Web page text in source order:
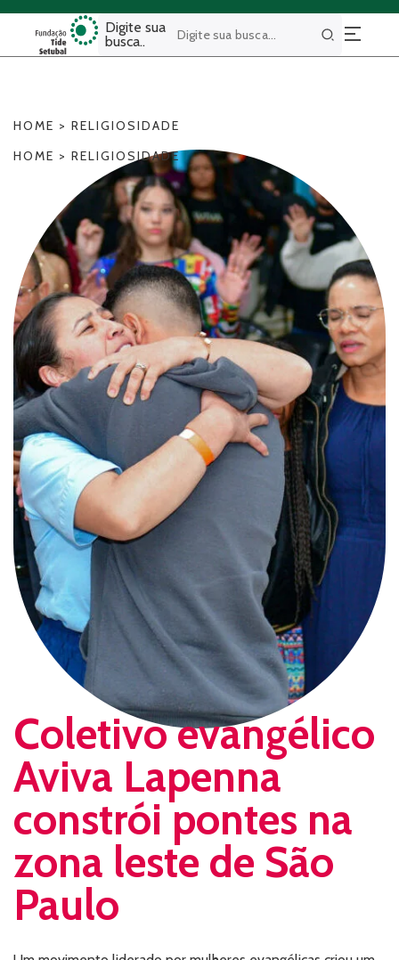
Digite sua
busca..
Buscar
HOME > RELIGIOSIDADE
HOME > RELIGIOSIDADE
Coletivo evangélico
Aviva Lapenna
constrói pontes na
zona leste de São
Paulo